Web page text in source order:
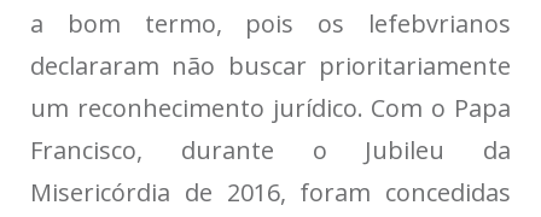
a bom termo, pois os lefebvrianos
declararam não buscar prioritariamente
um reconhecimento jurídico. Com o Papa
Francisco, durante o Jubileu da
Misericórdia de 2016, foram concedidas